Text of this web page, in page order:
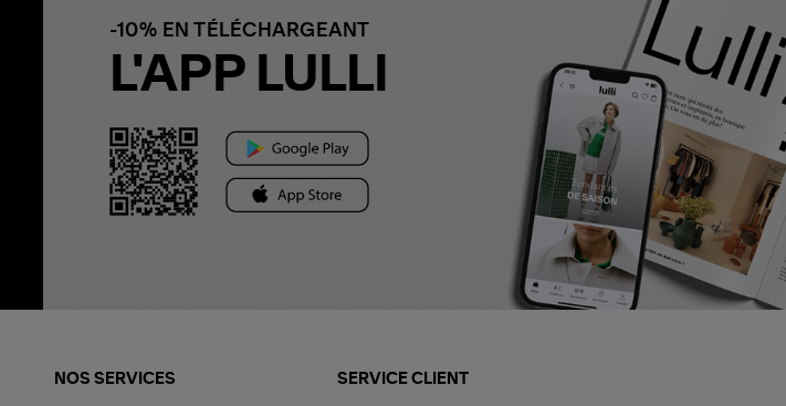
-10% EN TÉLÉCHARGEANT
L'APP LULLI
NOS SERVICES SERVICE CLIENT